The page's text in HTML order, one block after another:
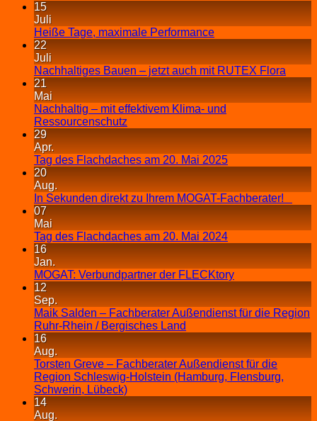
15
Juli
Heiße Tage, maximale Performance
22
Juli
Nachhaltiges Bauen – jetzt auch mit RUTEX Flora
21
Mai
Nachhaltig – mit effektivem Klima- und
Ressourcenschutz
29
Apr.
Tag des Flachdaches am 20. Mai 2025
20
Aug.
In Sekunden direkt zu Ihrem MOGAT-Fachberater!
07
Mai
Tag des Flachdaches am 20. Mai 2024
16
Jan.
MOGAT: Verbundpartner der FLECKtory
12
Sep.
Maik Salden – Fachberater Außendienst für die Region
Ruhr-Rhein / Bergisches Land
16
Aug.
Torsten Greve – Fachberater Außendienst für die
Region Schleswig-Holstein (Hamburg, Flensburg,
Schwerin, Lübeck)
14
Aug.